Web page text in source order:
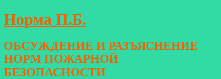
Перейти
к
Норма П.Б.
ОБСУЖДЕНИЕ И РАЗЪЯСНЕНИЕ
НОРМ ПОЖАРНОЙ
БЕЗОПАСНОСТИ